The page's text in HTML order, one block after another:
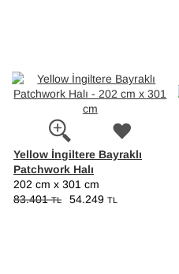
Yellow İngiltere Bayraklı
Patchwork Halı
202 cm x 301 cm
83.401TL 54.249 TL